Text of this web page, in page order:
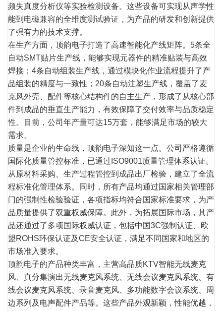
频失真度分析仪等实验检测设备。这些设备可实现从声学性
能到电磁兼容的全维度测试验证，为产品的研发和创新提供
了强有力的技术支撑。
在生产方面，顶韵电子打造了高速智能化产线矩阵。5条全
自动SMT贴片生产线，能够实现元器件的精准贴装与高效
焊接；4条自动组装生产线，通过模块化作业流程提升了产
品组装的精度与一致性；20条自动注塑生产线，覆盖了麦
克风外壳、配件等核心结构件的自主生产，形成了从核心部
件到成品的垂直生产能力，有效保障了交付效率与品质稳定
性。目前，公司年产量可达15万套，能够满足市场的较大
需求。
质量是企业的生命线，顶韵电子深知这一点。公司严格遵循
国际化质量管控标准，已通过ISO9001质量管理体系认证。
从原材料采购、生产过程管控到成品出厂检验，建立了全流
程标准化管理体系。同时，所有产品均通过国家相关管理部
门的强制性检验验证，各项指标均符合国家标准要求，为产
品质量提供了双重权威保障。此外，为拓展国际市场，其产
品还通过了多项国际权威认证，包括中国3C强制认证、欧
盟ROHS环保认证及CE安全认证，满足不同国家和地区的
市场准入要求。
顶韵电子的产品种类丰富，主营高品质KTV智能无线麦克
风、真分集演出无线麦克风系统、无线会议麦克风系统、有
线会议麦克风系统、录音麦克风、多功能数字会议系统、周
边系列及电声配件产品等。这些产品外观新颖，性能优越，